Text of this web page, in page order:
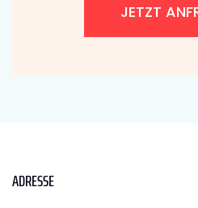
JETZT
ADRESSE